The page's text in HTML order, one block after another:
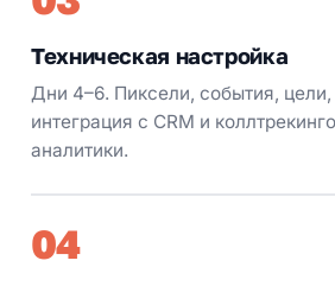
Техническая настройка
Дни 4–6. Пиксели, события,
интеграция с CRM и
аналитики.
04